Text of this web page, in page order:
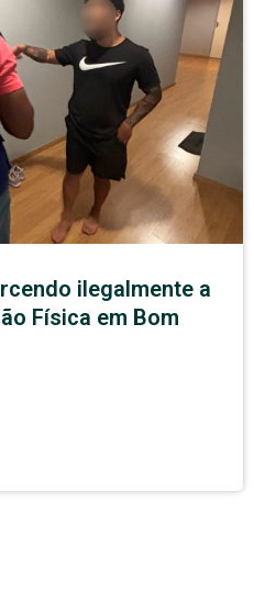
ilegalmente a
Física em Bom